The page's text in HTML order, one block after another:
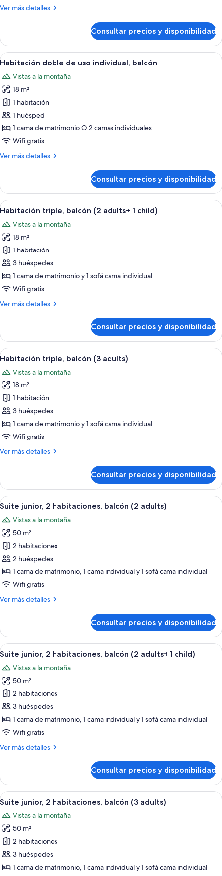
doble
individuales,
balcón
Ver más detalles
Más
con
cama
o
2
individuales,
balcón
Consultar precios y disponibilidad
Abrir
todas
las
fotos
de
Habitación
doble
de
individual,
Una habitación de hotel con una
5
Habitación doble de uso individual, balcón
Vistas a la montaña
18 m²
1 habitación
1 huésped
1 cama de matrimonio O 2 camas individuales
Wifi gratis
Ver más detalles
Más
doble
de
uso
balcón
Consultar precios y disponibilidad
Abrir
todas
las
fotos
de
Habitación
triple,
balcón
adults+
Habitación de hotel con una cama,
6
Habitación triple, balcón (2 adults+ 1 child)
Vistas a la montaña
18 m²
1 habitación
3 huéspedes
1 cama de matrimonio y 1 sofá cama individual
Wifi gratis
Ver más detalles
Más
triple,
balcón
(2
child)
Consultar precios y disponibilidad
Abrir
todas
las
fotos
de
Habitación
triple,
balcón
adults)
Habitación de hotel con una cama,
6
Habitación triple, balcón (3 adults)
Vistas a la montaña
18 m²
1 habitación
3 huéspedes
1 cama de matrimonio y 1 sofá cama individual
Wifi gratis
Ver más detalles
Más
triple,
balcón
(3
Consultar precios y disponibilidad
Abrir
todas
las
fotos
de
Suite
junior,
2
habitaciones,
balcón
Una habitación de hotel moderna
10
Suite junior, 2 habitaciones, balcón (2 adults)
Vistas a la montaña
50 m²
2 habitaciones
2 huéspedes
1 cama de matrimonio, 1 cama individual y 1 sofá cama individual
Wifi gratis
Ver más detalles
Más
junior,
habitaciones,
(2
adults)
Consultar precios y disponibilidad
Abrir
todas
las
fotos
de
Suite
junior,
2
habitaciones,
balcón
1
child)
Una habitación de hotel moderna
10
Suite junior, 2 habitaciones, balcón (2 adults+ 1 child)
Vistas a la montaña
50 m²
2 habitaciones
3 huéspedes
1 cama de matrimonio, 1 cama individual y 1 sofá cama individual
Wifi gratis
Ver más detalles
Más
junior,
habitaciones,
(2
adults+
child)
Consultar precios y disponibilidad
Abrir
todas
las
fotos
de
Suite
junior,
Una habitación de hotel moderna
10
Suite junior, 2 habitaciones, balcón (3 adults)
Vistas a la montaña
50 m²
2 habitaciones
3 huéspedes
1 cama de matrimonio, 1 cama individual y 1 sofá cama individual